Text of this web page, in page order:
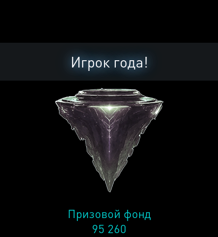
Игрок года!
Призовой фонд
95 260